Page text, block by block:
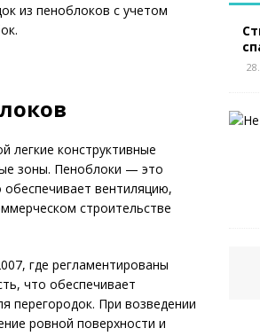
из пеноблоков с учетом
легкие конструктивные
зоны. Пеноблоки — это
вентиляцию,
строительстве
где регламентированы
что обеспечивает
перегородок. При возведении
ровной поверхности и